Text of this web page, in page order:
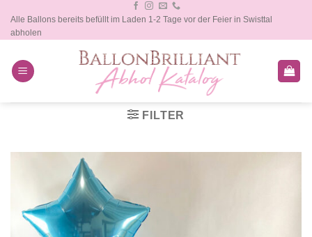
Inhalt
springen
Alle Ballons bereits befüllt im Laden 1-2 Tage vor der Feier in Swisttal
abholen
FILTER